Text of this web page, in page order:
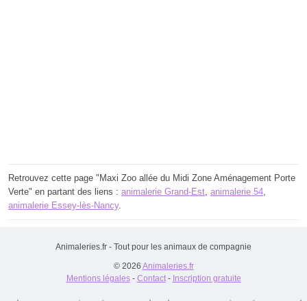
Retrouvez cette page "Maxi Zoo allée du Midi Zone Aménagement Porte
Verte" en partant des liens : animalerie Grand-Est animalerie 54
animalerie Essey-lès-Nancy.
Animaleries.fr - Tout pour les animaux de compagnie
© 2026 Animaleries.fr
Mentions légales- Contact- Inscription gratuite